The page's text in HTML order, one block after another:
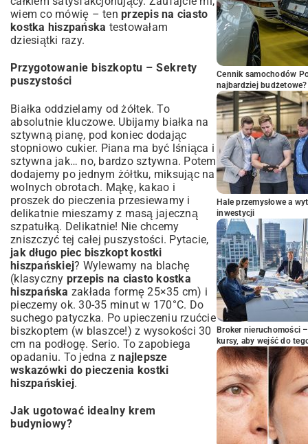
wiem co mówię – ten przepis na ciasto
kostka hiszpańska testowałam
dziesiątki razy.
Przygotowanie biszkoptu – Sekrety
puszystości
Białka oddzielamy od żółtek. To
absolutnie kluczowe. Ubijamy białka na
sztywną pianę, pod koniec dodając
stopniowo cukier. Piana ma być lśniąca i
sztywna jak… no, bardzo sztywna. Potem
dodajemy po jednym żółtku, miksując na
wolnych obrotach. Mąkę, kakao i
proszek do pieczenia przesiewamy i
delikatnie mieszamy z masą jajeczną
szpatułką. Delikatnie! Nie chcemy
zniszczyć tej całej puszystości. Pytacie,
jak długo piec biszkopt kostki
hiszpańskiej? Wylewamy na blachę
(klasyczny przepis na ciasto kostka
hiszpańska zakłada formę 25×35 cm) i
pieczemy ok. 30-35 minut w 170°C. Do
suchego patyczka. Po upieczeniu rzućcie
biszkoptem (w blaszce!) z wysokości 30
cm na podłogę. Serio. To zapobiega
opadaniu. To jedna znajlepsze
wskazówki do pieczenia kostki
hiszpańskiej.
Jak ugotować idealny krem
budyniowy?
Cennik samochodów
najbardziej budżetowe?
Hale przemysłowe a
inwestycji
Broker nieruchomości
kursy, aby wejść do